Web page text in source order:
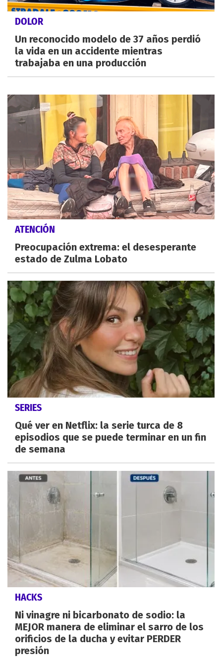
DOLOR
Un reconocido modelo de 37 años perdió
la vida en un accidente mientras
trabajaba en una producción
ATENCIÓN
Preocupación extrema: el desesperante
estado de Zulma Lobato
SERIES
Qué ver en Netflix: la serie turca de 8
episodios que se puede terminar en un fin
de semana
HACKS
Ni vinagre ni bicarbonato de sodio: la
MEJOR manera de eliminar el sarro de los
orificios de la ducha y evitar PERDER
presión